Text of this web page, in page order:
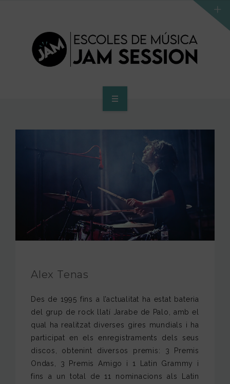
PROGRAMA D’ACCÉS AL SUPERIOR
CENTRE SUPERIOR
FUNDACIÓ JAM
Alex Tenas
Des de 1995 fins a l’actualitat ha estat bateria
del grup de rock llatí Jarabe de Palo, amb el
qual ha realitzat diverses gires mundials i ha
participat en els enregistraments dels seus
discos, obtenint diversos premis: 3 Premis
Ondas, 3 Premis Amigo i 1 Latin Grammy i
fins a un total de 11 nominacions als Latin